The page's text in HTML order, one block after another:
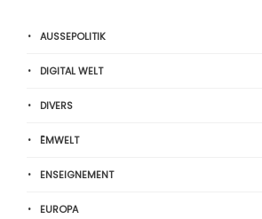
AUSSEPOLITIK
DIGITAL WELT
DIVERS
ËMWELT
ENSEIGNEMENT
EUROPA